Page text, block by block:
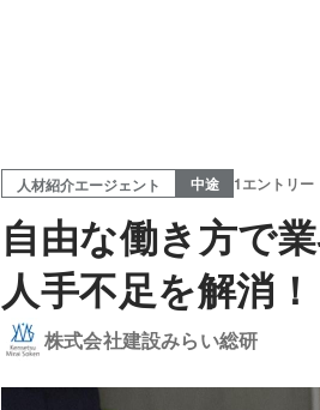
人材紹介エージェント 中途 1エントリー
自由な働き方で
人手不足を解消！
株式会社建設みらい総研